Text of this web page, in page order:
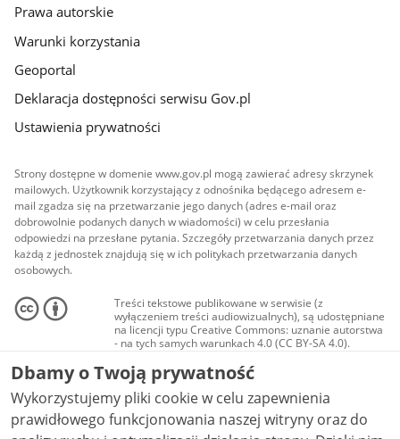
Prawa autorskie
Warunki korzystania
Geoportal
Deklaracja dostępności serwisu Gov.pl
Ustawienia prywatności
Strony dostępne w domenie www.gov.pl mogą zawierać adresy skrzynek
mailowych. Użytkownik korzystający z odnośnika będącego adresem e-
mail zgadza się na przetwarzanie jego danych (adres e-mail oraz
dobrowolnie podanych danych w wiadomości) w celu przesłania
odpowiedzi na przesłane pytania. Szczegóły przetwarzania danych przez
każdą z jednostek znajdują się w ich politykach przetwarzania danych
osobowych.
Treści tekstowe publikowane w serwisie (z
wyłączeniem treści audiowizualnych), są udostępniane
na licencji typu Creative Commons: uznanie autorstwa
- na tych samych warunkach 4.0 (CC BY-SA 4.0).
Materiały audiowizualne, w tym zdjęcia, materiały
audio i wideo, są udostępniane na licencji typu
Creative Commons: uznanie autorstwa użycie
niekomercyjne - bez utworów zależnych 4.0 (CC BY-
NC-ND 4.0), o ile nie jest to stwierdzone inaczej.
Dbamy o Twoją prywatność
Wykorzystujemy pliki cookie w celu zapewnienia
prawidłowego funkcjonowania naszej witryny oraz do